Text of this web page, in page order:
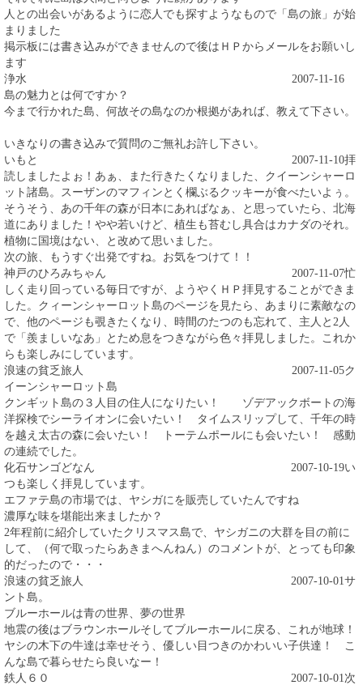
人との出会いがあるように恋人でも探すようなもので「島の旅」が始
まりました
掲示板には書き込みができませんので後はＨＰからメールをお願いし
ます
浄水
2007-11-16
島の魅力とは何ですか？
今まで行かれた島、何故その島なのか根拠があれば、教えて下さい。
いきなりの書き込みで質問のご無礼お許し下さい。
いもと
2007-11-10拝
読しましたよぉ！あぁ、また行きたくなりました、クイーンシャーロ
ット諸島。スーザンのマフィンとく欄ぶるクッキーが食べたいよぅ。
そうそう、あの千年の森が日本にあればなぁ、と思っていたら、北海
道にありました！やや若いけど、植生も苔むし具合はカナダのそれ。
植物に国境はない、と改めて思いました。
次の旅、もうすぐ出発ですね。お気をつけて！！
神戸のひろみちゃん
2007-11-07忙
しく走り回っている毎日ですが、ようやくＨＰ拝見することができま
した。クィーンシャーロット島のページを見たら、あまりに素敵なの
で、他のページも覗きたくなり、時間のたつのも忘れて、主人と2人
で「羨ましいなあ」とため息をつきながら色々拝見しました。これか
らも楽しみにしています。
浪速の貧乏旅人
2007-11-05ク
イーンシャーロット島
クンギット島の３人目の住人になりたい！ ゾデアックボートの海
洋探検でシーライオンに会いたい！ タイムスリップして、千年の時
を越え太古の森に会いたい！ トーテムポールにも会いたい！ 感動
の連続でした。
化石サンゴどなん
2007-10-19い
つも楽しく拝見しています。
エファテ島の市場では、ヤシガにを販売していたんですね
濃厚な味を堪能出来ましたか？
2年程前に紹介していたクリスマス島で、ヤシガニの大群を目の前に
して、（何で取ったらあきまへんねん）のコメントが、とっても印象
的だったので・・・
浪速の貧乏旅人
2007-10-01サ
ント島。
ブルーホールは青の世界、夢の世界
地震の後はブラウンホールそしてブルーホールに戻る、これが地球！
ヤシの木下の牛達は幸せそう、優しい目つきのかわいい子供達！ こ
んな島で暮らせたら良いなー！
鉄人６０
2007-10-01次